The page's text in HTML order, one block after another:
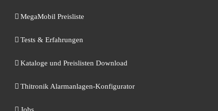
MegaMobil Preisliste
Tests & Erfahrungen
Kataloge und Preislisten Download
Thitronik Alarmanlagen-Konfigurator
Jobs